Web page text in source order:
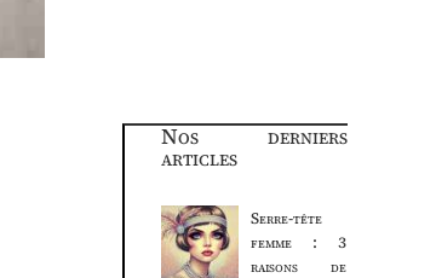
Nos derniers
articles
Serre-tête
femme : 3
raisons de